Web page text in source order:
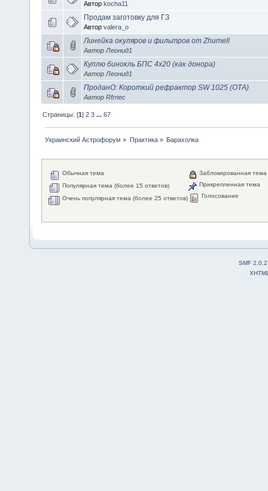
Автор kocha11
Продам заготовку для ГЗ
Автор valera_o
Линейка окуляров и фильтров от Zhumell
Автор Леонид1
Куплю бинокль БПС 4х20 (как донора)
Автор Леонид1
ПроданО: Короткий рефрактор SW 1025 (ОТА)
Автор Rfrnec
Страницы: [1]2 3 ...67
Украинский Астрофорум » Практика» Барахолка
Обычная тема
Популярная тема (более 15 ответов)
Очень популярная тема (более 25 ответов)
Заблокированная тема
Прикрепленная тема
Голосование
SMF 2.0.2